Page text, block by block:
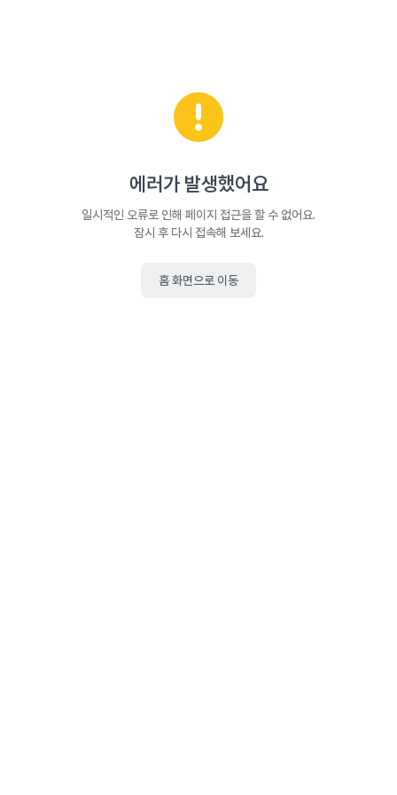
에러가 발생했어요
일시적인 오류로 인해 페이지 접근을 할 수 없어요.
잠시 후 다시 접속해 보세요.
홈 화면으로 이동